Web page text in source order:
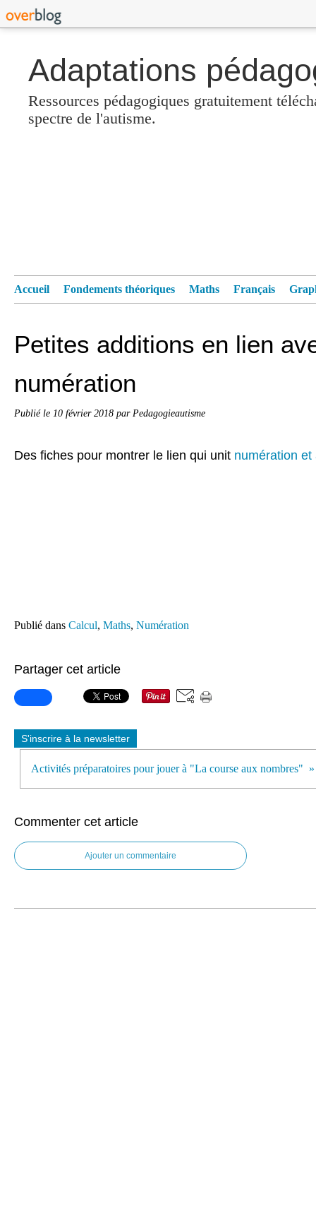
Adaptations
Ressources pédagogiques gratuitement
spectre de l'autisme.
Accueil Fondements théoriques Maths Français
Petites additions en lien
numération
Publié le 10 février 2018 par Pedagogieautisme
Des fiches pour montrer le lien qui unit numération et
Publié dans Calcul, Maths, Numération
Partager cet article
S'inscrire à la newsletter
Activités préparatoires pour jouer à "La course aux nombres"
Commenter cet article
Ajouter un commentaire